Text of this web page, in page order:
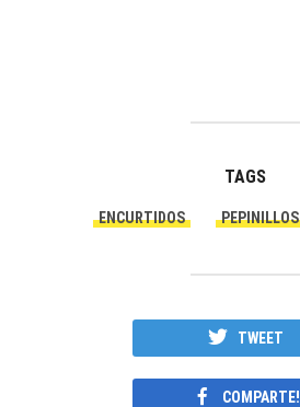
TAGS
ENCURTIDOS PEPINILLOS
TWEET
COMPARTE!